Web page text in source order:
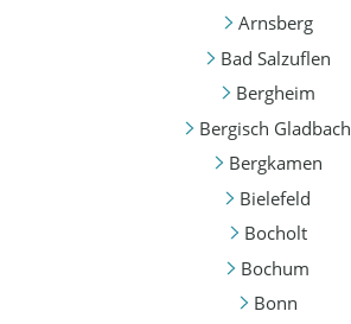
Arnsberg
Bad Salzuflen
Bergheim
Bergisch Gladbach
Bergkamen
Bielefeld
Bocholt
Bochum
Bonn